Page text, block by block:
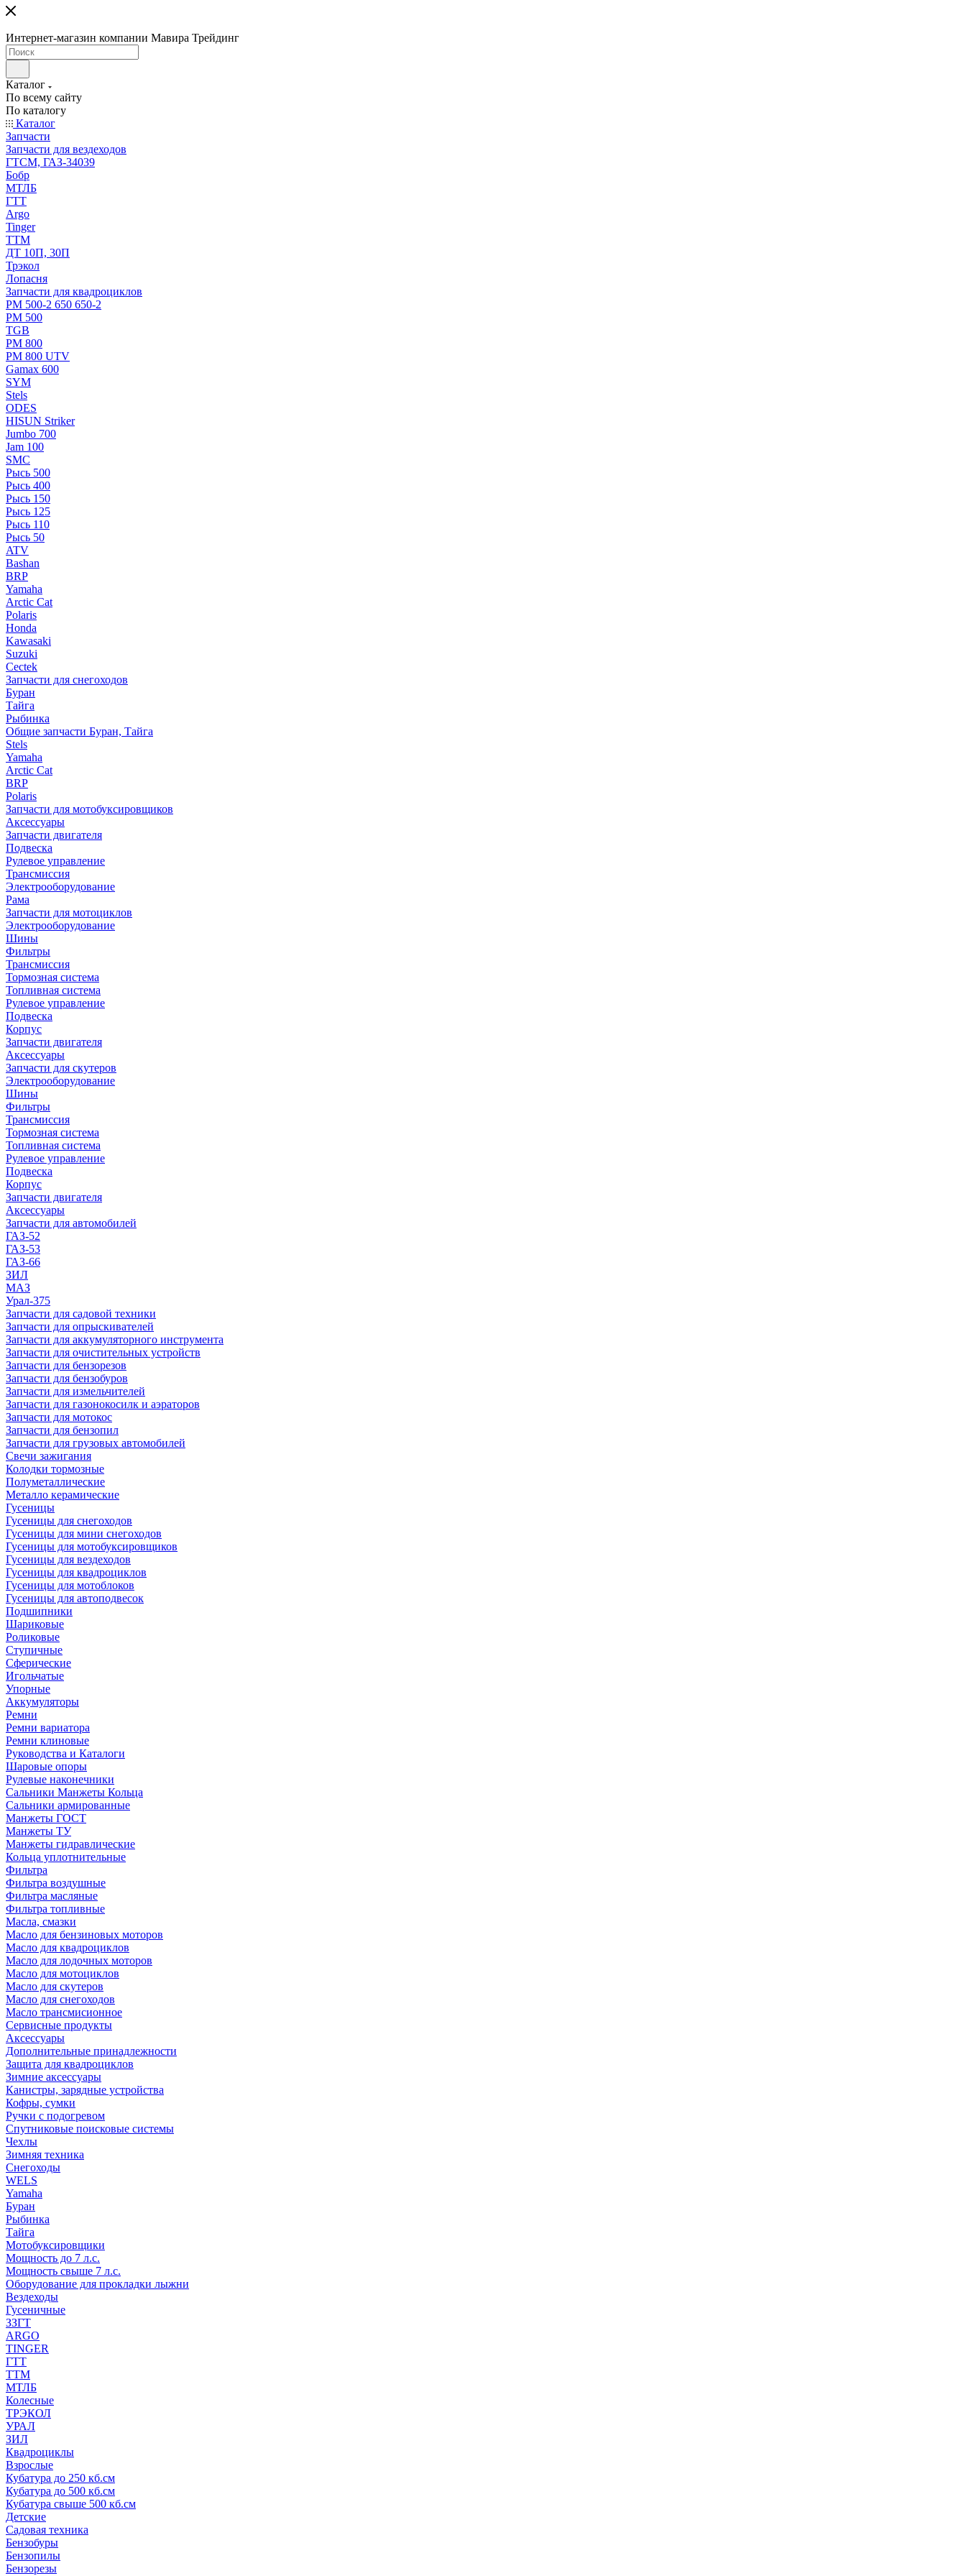
Интернет-магазин компании Мавира Трейдинг
Каталог
По всему сайту
По каталогу
Каталог
Запчасти
Запчасти для вездеходов
ГТСМ, ГАЗ-34039
Бобр
МТЛБ
ГТТ
Argo
Tinger
ТТМ
ДТ 10П, 30П
Трэкол
Лопасня
Запчасти для квадроциклов
РМ 500-2 650 650-2
РМ 500
TGB
РМ 800
РМ 800 UTV
Gamax 600
SYM
Stels
ОDЕS
HISUN Striker
Jumbo 700
Jam 100
SMC
Рысь 500
Рысь 400
Рысь 150
Рысь 125
Рысь 110
Рысь 50
ATV
Bashan
BRP
Yamaha
Arctic Cat
Polaris
Honda
Kawasaki
Suzuki
Cectek
Запчасти для снегоходов
Буран
Тайга
Рыбинка
Общие запчасти Буран, Тайга
Stels
Yamaha
Arctic Cat
BRP
Polaris
Запчасти для мотобуксировщиков
Аксессуары
Запчасти двигателя
Подвеска
Рулевое управление
Трансмиссия
Электрооборудование
Рама
Запчасти для мотоциклов
Электрооборудование
Шины
Фильтры
Трансмиссия
Тормозная система
Топливная система
Рулевое управление
Подвеска
Корпус
Запчасти двигателя
Аксессуары
Запчасти для скутеров
Электрооборудование
Шины
Фильтры
Трансмиссия
Тормозная система
Топливная система
Рулевое управление
Подвеска
Корпус
Запчасти двигателя
Аксессуары
Запчасти для автомобилей
ГАЗ-52
ГАЗ-53
ГАЗ-66
ЗИЛ
МАЗ
Урал-375
Запчасти для садовой техники
Запчасти для опрыскивателей
Запчасти для аккумуляторного инструмента
Запчасти для очистительных устройств
Запчасти для бензорезов
Запчасти для бензобуров
Запчасти для измельчителей
Запчасти для газонокосилк и аэраторов
Запчасти для мотокос
Запчасти для бензопил
Запчасти для грузовых автомобилей
Свечи зажигания
Колодки тормозные
Полуметаллические
Металло керамические
Гусеницы
Гусеницы для снегоходов
Гусеницы для мини снегоходов
Гусеницы для мотобуксировщиков
Гусеницы для вездеходов
Гусеницы для квадроциклов
Гусеницы для мотоблоков
Гусеницы для автоподвесок
Подшипники
Шариковые
Роликовые
Ступичные
Сферические
Игольчатые
Упорные
Аккумуляторы
Ремни
Ремни вариатора
Ремни клиновые
Руководства и Каталоги
Шаровые опоры
Рулевые наконечники
Сальники Манжеты Кольца
Сальники армированные
Манжеты ГОСТ
Манжеты ТУ
Манжеты гидравлические
Кольца уплотнительные
Фильтра
Фильтра воздушные
Фильтра масляные
Фильтра топливные
Масла, смазки
Масло для бензиновых моторов
Масло для квадроциклов
Масло для лодочных моторов
Масло для мотоциклов
Масло для скутеров
Масло для снегоходов
Масло трансмисионное
Сервисные продукты
Аксессуары
Дополнительные принадлежности
Защита для квадроциклов
Зимние аксессуары
Канистры, зарядные устройства
Кофры, сумки
Ручки с подогревом
Спутниковые поисковые системы
Чехлы
Зимняя техника
Снегоходы
WELS
Yamaha
Буран
Рыбинка
Тайга
Мотобуксировщики
Мощность до 7 л.с.
Мощность свыше 7 л.с.
Оборудование для прокладки лыжни
Вездеходы
Гусеничные
ЗЗГТ
ARGO
TINGER
ГТТ
ТТМ
МТЛБ
Колесные
ТРЭКОЛ
УРАЛ
ЗИЛ
Квадроциклы
Взрослые
Кубатура до 250 кб.см
Кубатура до 500 кб.см
Кубатура свыше 500 кб.см
Детские
Садовая техника
Бензобуры
Бензопилы
Бензорезы